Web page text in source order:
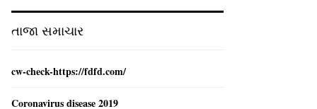
:
તાજા સમાચાર
cw-check-https://fdfd.com/
Coronavirus disease 2019